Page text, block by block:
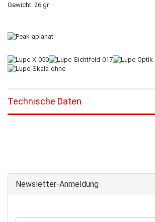
Gewicht: 26 gr
Technische Daten
Newsletter-Anmeldung